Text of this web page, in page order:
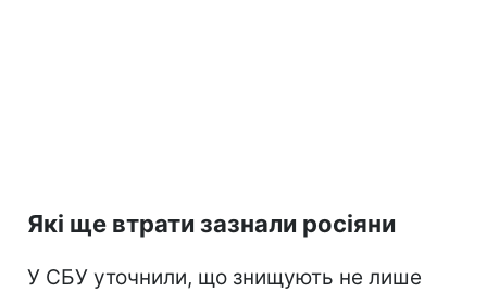
Які ще втрати зазнали росіяни
У СБУ уточнили, що знищують не лише